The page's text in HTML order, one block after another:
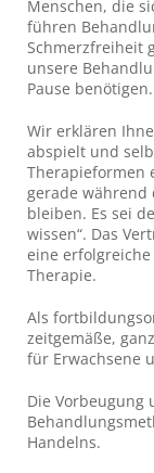
Menschen, die
führen
Schmerzfreiheit
unsere
Pause benötigen.
Wir erklären
abspielt und
Therapieformen
gerade während
bleiben. Es sei
wissen“. Das
eine
Therapie.
Als
zeitgemäße,
für Erwachsene
Die Vorbeugung
Handelns.